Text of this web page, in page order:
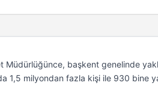
Müdürlüğünce, başkent genelinde
1,5 milyondan fazla kişi ile 930 bine